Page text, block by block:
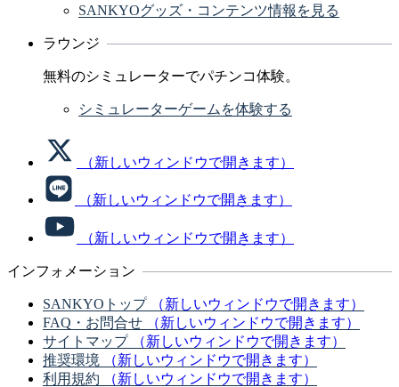
SANKYOグッズ・コンテンツ情報を見る
ラウンジ
無料のシミュレーターでパチンコ体験。
シミュレーターゲームを体験する
（新しいウィンドウで開きます）
（新しいウィンドウで開きます）
（新しいウィンドウで開きます）
インフォメーション
SANKYOトップ
（新しいウィンドウで開きます）
FAQ・お問合せ
（新しいウィンドウで開きます）
サイトマップ
（新しいウィンドウで開きます）
推奨環境
（新しいウィンドウで開きます）
利用規約
（新しいウィンドウで開きます）